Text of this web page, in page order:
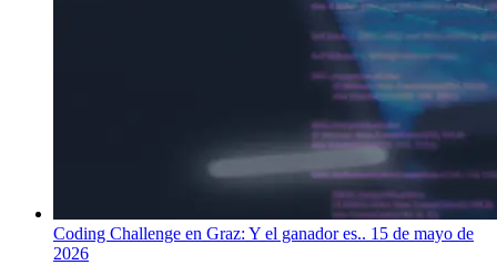
Coding Challenge en Graz: Y el ganador es.. 15 de mayo de
2026